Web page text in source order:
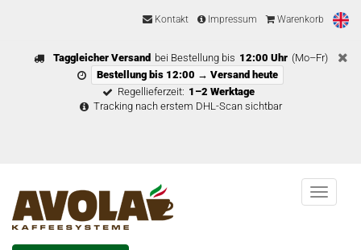
Kontakt Impressum Warenkorb
Taggleicher Versand bei Bestellung bis 12:00 Uhr (Mo–Fr)
Bestellung bis 12:00 → Versand heute
Regellieferzeit: 1–2 Werktage
Tracking nach erstem DHL-Scan sichtbar
Menu